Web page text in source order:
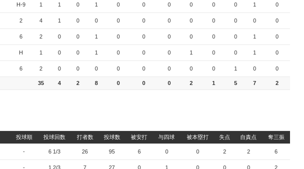
H-9 1 1 0 1 0 0 0 0 0 0 1 0
2 4 1 0 0 0 0 0 0 0 0 0 0
6 2 0 0 1 0 0 0 0 0 0 1 0
H 1 0 0 1 0 0 0 1 0 0 1 0
6 2 0 0 0 0 0 0 0 0 1 0 0
35 4 2 8 0 0 0 2 1 5 7 2
投球順 投球回数 打者数 投球数 被安打 与四球 被本塁打 失点 自責点 奪三振
- 6 1/3 26 95 6 0 0 2 2 6
- 1 2/3 7 27 0 1 0 0 0 2